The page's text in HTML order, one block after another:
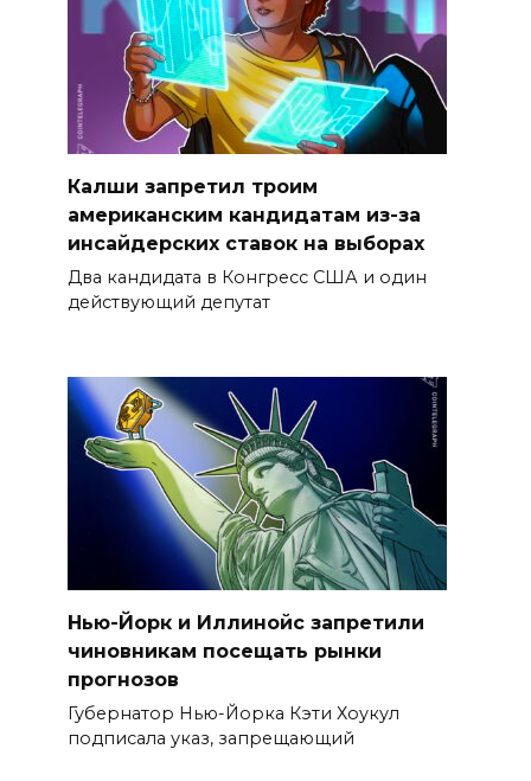
Калши запретил троим
американским кандидатам из-за
инсайдерских ставок на выборах
Два кандидата в Конгресс США и один
действующий депутат
Нью-Йорк и Иллинойс запретили
чиновникам посещать рынки
прогнозов
Губернатор Нью-Йорка Кэти Хоукул
подписала указ, запрещающий